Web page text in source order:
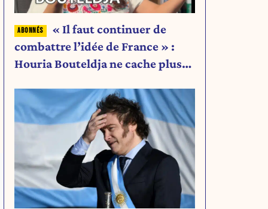
« Il faut continuer de
combattre l’idée de France » :
Houria Bouteldja ne cache plus